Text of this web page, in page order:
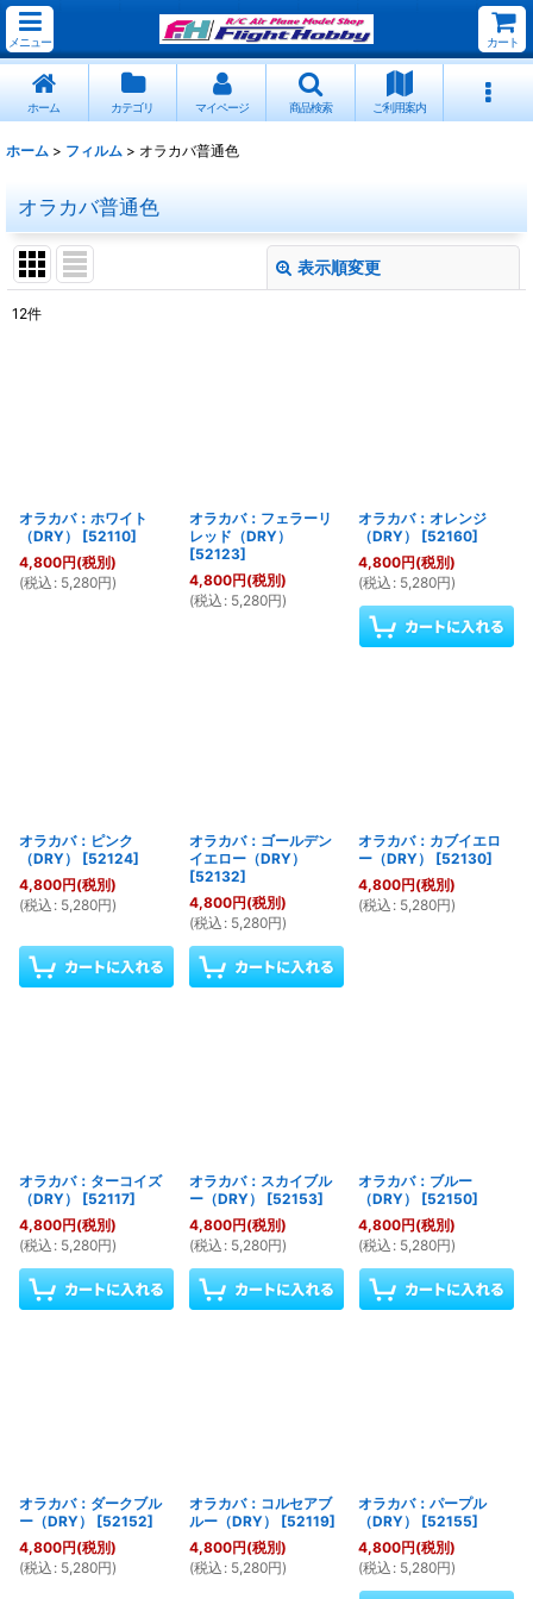
メニュー カート
ホーム カテゴリ マイページ 商品検索 ご利用案内
ホーム > フィルム > オラカバ普通色
オラカバ普通色
表示順変更
12件
オラカバ：ホワイト
（DRY）
[52110]
4,800円(税別)
(税込 : 5,280円)
オラカバ：フェラーリ
レッド（DRY）
[52123]
4,800円(税別)
(税込 : 5,280円)
オラカバ：オレンジ
（DRY）
[52160]
4,800円(税別)
(税込 : 5,280円)
オラカバ：ピンク
（DRY）
[52124]
4,800円(税別)
(税込 : 5,280円)
オラカバ：ゴールデン
イエロー（DRY）
[52132]
4,800円(税別)
(税込 : 5,280円)
オラカバ：カブイエロ
ー（DRY）
[52130]
4,800円(税別)
(税込 : 5,280円)
オラカバ：ターコイズ
（DRY）
[52117]
4,800円(税別)
(税込 : 5,280円)
オラカバ：スカイブル
ー（DRY）
[52153]
4,800円(税別)
(税込 : 5,280円)
オラカバ：ブルー
（DRY）
[52150]
4,800円(税別)
(税込 : 5,280円)
オラカバ：ダークブル
ー（DRY）
[52152]
4,800円(税別)
(税込 : 5,280円)
オラカバ：コルセアブ
ルー（DRY）
[52119]
4,800円(税別)
(税込 : 5,280円)
オラカバ：パープル
（DRY）
[52155]
4,800円(税別)
(税込 : 5,280円)